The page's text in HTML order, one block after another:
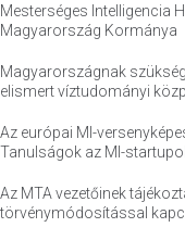
Mesterséges Intelligencia
Magyarország Kormánya
Magyarországnak
elismert víztudományi
Az európai MI-
Tanulságok az MI-
Az MTA vezetőinek
törvénymódosítással